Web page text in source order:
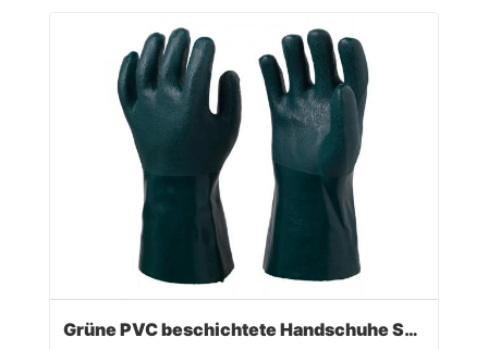
Grüne PVC beschichtete Handschuhe Sandy Finish